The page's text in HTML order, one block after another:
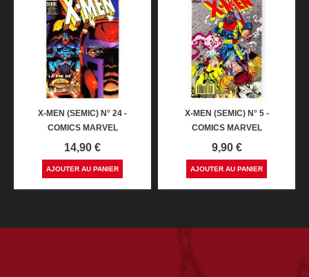
X-MEN (SEMIC) N° 24 -
COMICS MARVEL
Prix
14,90 €
AJOUTER AU PANIER
X-MEN (SEMIC) N° 5 -
COMICS MARVEL
Prix
9,90 €
AJOUTER AU PANIER